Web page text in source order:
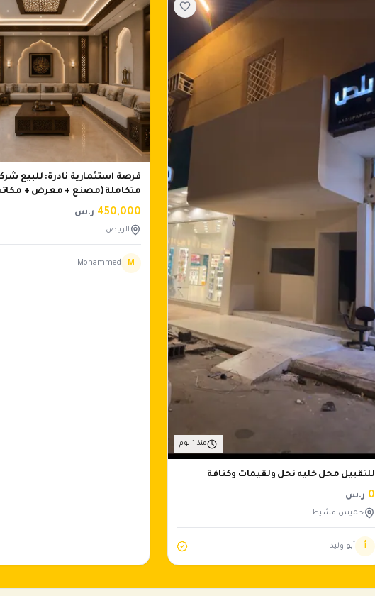
منذ 1 يوم
للتقبيل محل خليه نحل ولقيمات وكنافة
0 ر.س
خميس مشيط
أ أبو وليد
فرصة استثمارية نادرة: للبيع
متكاملة (مصنع + معرض + مكاتب
450,000 ر.س
الرياض
M
Mohammed